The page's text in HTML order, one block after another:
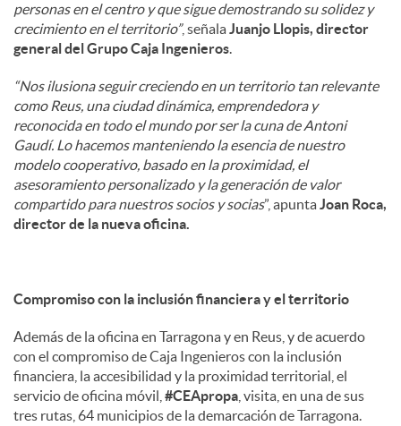
personas en el centro y que sigue demostrando su solidez y
crecimiento en el territorio”, señalaJuanjo Llopis, director
general del Grupo Caja Ingenieros.
“Nos ilusiona seguir creciendo en un territorio tan relevante
como Reus, una ciudad dinámica, emprendedora y
reconocida en todo el mundo por ser la cuna de Antoni
Gaudí. Lo hacemos manteniendo la esencia de nuestro
modelo cooperativo, basado en la proximidad, el
asesoramiento personalizado y la generación de valor
compartido para nuestros socios y socias”, apuntaJoan Roca,
director de la nueva oficina.
Compromiso con la inclusión financiera y el territorio
Además de la oficina en Tarragona y en Reus, y de acuerdo
con el compromiso de Caja Ingenieros con la inclusión
financiera, la accesibilidad y la proximidad territorial, el
servicio de oficina móvil, #CEApropa , visita, en una de sus
tres rutas, 64 municipios de la demarcación de Tarragona.